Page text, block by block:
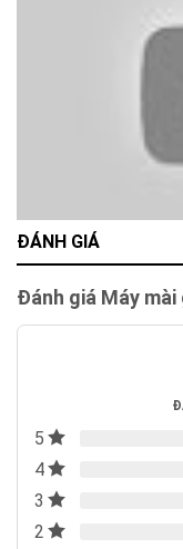
ĐÁNH GIÁ
Đánh giá Máy
5
4
3
2